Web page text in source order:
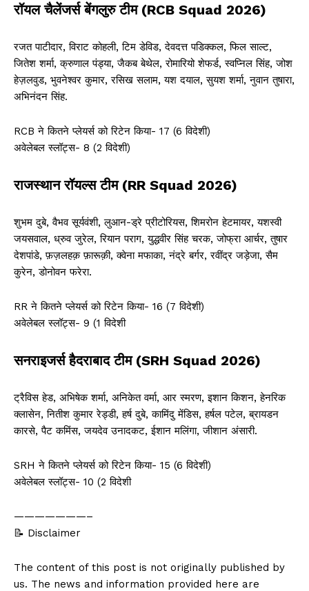
रॉयल चैलेंजर्स बेंगलुरु टीम (RCB Squad 2026)
रजत पाटीदार, विराट कोहली, टिम डेविड, देवदत्त पडिक्कल, फिल साल्ट,
जितेश शर्मा, क्रुणाल पंड्या, जैकब बेथेल, रोमारियो शेफर्ड, स्वप्निल सिंह, जोश
हेज़लवुड, भुवनेश्‍वर कुमार, रसिख सलाम, यश दयाल, सुयश शर्मा, नुवान तुषारा,
अभिनंदन सिंह.
RCB ने कितने प्लेयर्स को रिटेन किया- 17 (6 विदेशी)
अवेलेबल स्लॉट्स- 8 (2 विदेशी)
राजस्थान रॉयल्स टीम (RR Squad 2026)
शुभम दुबे, वैभव सूर्यवंशी, लुआन-ड्रे प्रीटोरियस, शिमरोन हेटमायर, यशस्वी
जयसवाल, ध्रुव जुरेल, रियान पराग, युद्धवीर सिंह चरक, जोफ्रा आर्चर, तुषार
देशपांडे, फ़ज़लहक़ फ़ारूक़ी, क्वेना मफाका, नंद्रे बर्गर, रवींद्र जड़ेजा, सैम
कुरेन, डोनोवन फरेरा.
RR ने कितने प्लेयर्स को रिटेन किया- 16 (7 विदेशी)
अवेलेबल स्लॉट्स- 9 (1 विदेशी
सनराइजर्स हैदराबाद टीम (SRH Squad 2026)
ट्रैविस हेड, अभिषेक शर्मा, अनिकेत वर्मा, आर स्मरण, इशान किशन, हेनरिक
क्लासेन, नितीश कुमार रेड्डी, हर्ष दुबे, कामिंदु मेंडिस, हर्षल पटेल, ब्रायडन
कारसे, पैट कमिंस, जयदेव उनादकट, ईशान मलिंगा, जीशान अंसारी.
SRH ने कितने प्लेयर्स को रिटेन किया- 15 (6 विदेशी)
अवेलेबल स्लॉट्स- 10 (2 विदेशी
———————–
📝 Disclaimer
The content of this post is not originally published by
us. The news and information provided here are